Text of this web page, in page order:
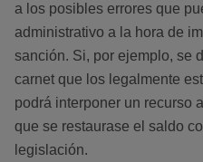
a los posibles errores que
administrativo a la hora de
sanción. Si, por ejemplo, se
carnet que los legalmente
podrá interponer un recurso
que se restaurase el saldo
legislación.